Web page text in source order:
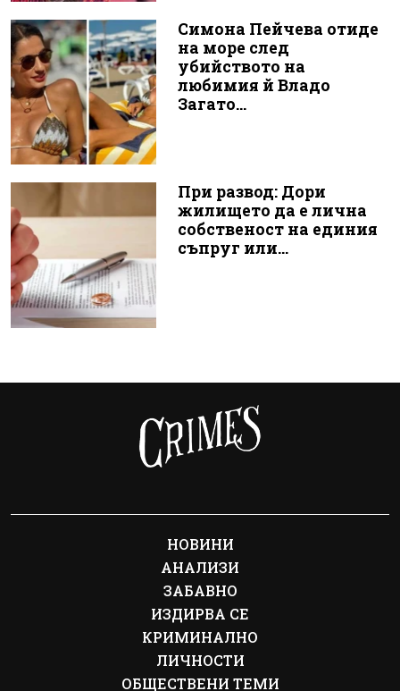
Симона Пейчева отиде
на море след
убийството на
любимия й Владо
Загато...
При развод: Дори
жилището да е лична
собственост на единия
съпруг или...
НОВИНИ
АНАЛИЗИ
ЗАБАВНО
ИЗДИРВА СЕ
КРИМИНАЛНО
ЛИЧНОСТИ
ОБЩЕСТВЕНИ ТЕМИ